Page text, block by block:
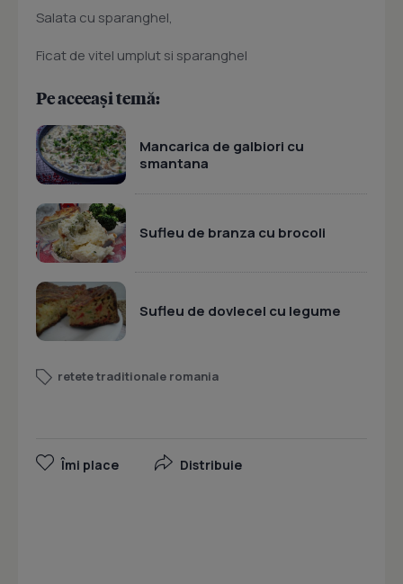
Salata cu sparanghel,
Ficat de vitel umplut si sparanghel
Pe aceeași temă:
Mancarica de galbiori cu
smantana
Sufleu de branza cu brocoli
Sufleu de dovlecel cu legume
retete traditionale romania
Îmi place Distribuie